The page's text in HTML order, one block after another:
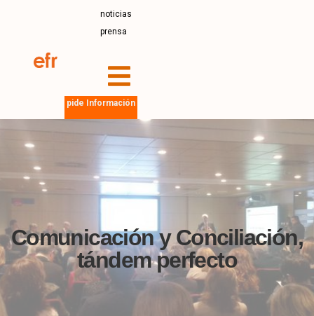
noticias
prensa
pide Información
Comunicación y Conciliación,
tándem perfecto